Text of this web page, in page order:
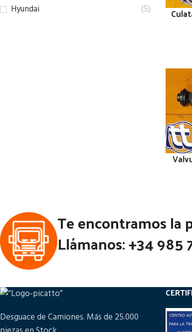
Hyundai (5)
Te encontramos la
Llámanos: +34 985
Desguace de Camiones. Más de 25.000